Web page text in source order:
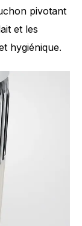
pivotant
et les
hygiénique.